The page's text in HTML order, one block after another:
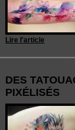
Lire l'article
DES
PIXÉLISÉS